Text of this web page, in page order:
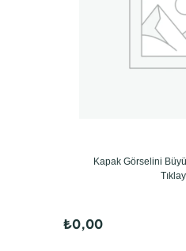
Kapak Görselini
₺0,00